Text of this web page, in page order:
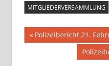
MITGLIEDERVERSAMMLUNG
Vorheriger
Beitrag:
Polizeibericht 21.